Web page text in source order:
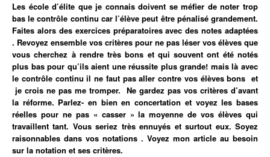
Les école d’élite que je connais doivent se méfier de noter trop
bas le contrôle continu car l’élève peut être pénalisé grandement.
Faites alors des exercices préparatoires avec des notes adaptées
. Revoyez ensemble vos critères pour ne pas léser vos élèves que
vous cherchez à rendre très bons et qui souvent ont été notés
plus bas pour qu’ils aient une réussite plus grande! mais là avec
le contrôle continu il ne faut pas aller contre vos élèves bons et
je crois ne pas me tromper. Ne gardez pas vos critères d’avant
la réforme. Parlez- en bien en concertation et voyez les bases
réelles pour ne pas « casser » la moyenne de vos élèves qui
travaillent tant. Vousseriez très ennuyés et surtout eux. Soyez
raisonnables dans vos notations . Voyez mon article au besoin
sur la notation et ses critères.